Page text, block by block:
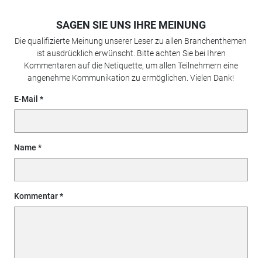
SAGEN SIE UNS IHRE MEINUNG
Die qualifizierte Meinung unserer Leser zu allen Branchenthemen
ist ausdrücklich erwünscht. Bitte achten Sie bei Ihren
Kommentaren auf die Netiquette, um allen Teilnehmern eine
angenehme Kommunikation zu ermöglichen. Vielen Dank!
E-Mail
Name
Kommentar